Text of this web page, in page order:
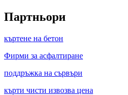
Партньори
къртене на бетон
Фирми за асфалтиране
поддръжка на сървъри
кърти чисти извозва цена